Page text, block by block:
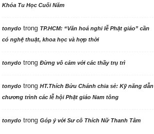
Khóa Tu Học Cuối Năm
tonydotrong TP.HCM: “Văn hoá nghi lễ Phật giáo” cần
có nghệ thuật, khoa học và hợp thời
tonydotrong Đừng vô cảm với các thầy trụ trì
tonydotrong HT.Thích Bửu Chánh chia sẻ: Kỹ năng dẫn
chương trình các lễ hội Phật giáo Nam tông
tonydotrong Góp ý với Sư cô Thích Nữ Thanh Tâm